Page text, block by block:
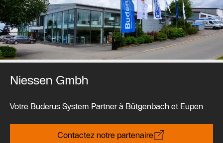
Niessen Gmbh
Votre Buderus System Partner à Bütgenbach et Eupen
Contactez notre partenaire